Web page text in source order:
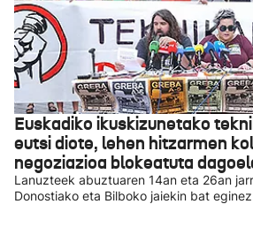
Euskadiko ikuskizunetako
eutsi diote, lehen hitzarmen
negoziazioa blokeatuta
Lanuzteek abuztuaren 14an eta 26an
Donostiako eta Bilboko jaiekin bat